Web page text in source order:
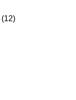
(12)